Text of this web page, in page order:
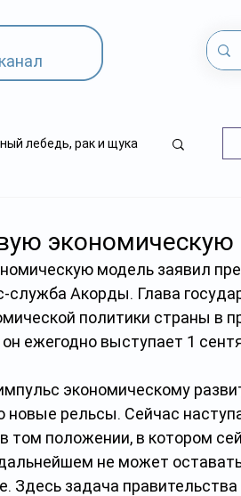
лебедь, рак и щука
модель заявил
служба Акорды. Глава
политики страны в
ежегодно выступает 1
экономическому
новые рельсы. Сейчас
том положении, в котором
не может
Здесь задача правительства